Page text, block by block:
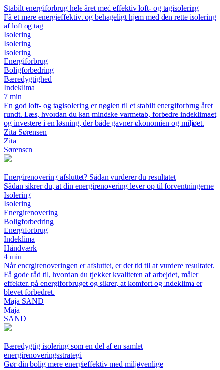
Stabilt energiforbrug hele året med effektiv loft- og tagisolering
Få et mere energieffektivt og behageligt hjem med den rette isolering
af loft og tag
Isolering
Isolering
Isolering
Energiforbrug
Boligforbedring
Bæredygtighed
Indeklima
7 min
En god loft- og tagisolering er nøglen til et stabilt energiforbrug året
rundt. Læs, hvordan du kan mindske varmetab, forbedre indeklimaet
og investere i en løsning, der både gavner økonomien og miljøet.
Zita Sørensen
Zita
Sørensen
Energirenovering afsluttet? Sådan vurderer du resultatet
Sådan sikrer du, at din energirenovering lever op til forventningerne
Isolering
Isolering
Energirenovering
Boligforbedring
Energiforbrug
Indeklima
Håndværk
4 min
Når energirenoveringen er afsluttet, er det tid til at vurdere resultatet.
Få gode råd til, hvordan du tjekker kvaliteten af arbejdet, måler
effekten på energiforbruget og sikrer, at komfort og indeklima er
blevet forbedret.
Maja SAND
Maja
SAND
Bæredygtig isolering som en del af en samlet
energirenoveringsstrategi
Gør din bolig mere energieffektiv med miljøvenlige